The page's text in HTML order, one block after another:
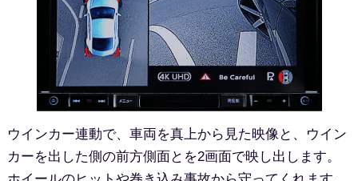
ウインカー連動で、車両を真上から見た映像と、ウイン
カーを出した側の前方側面とを2画面で映し出します。